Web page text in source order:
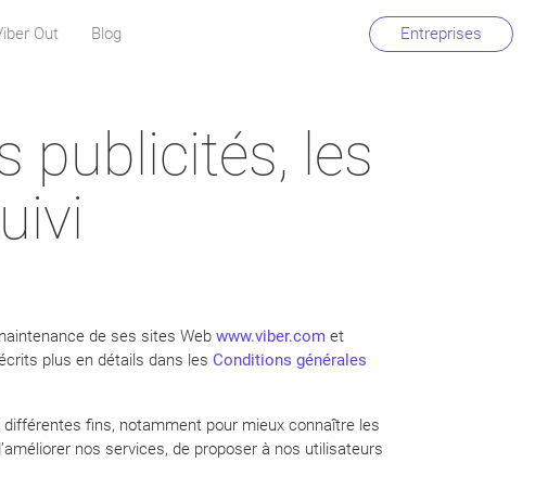
Out Blog Entreprises
publicités, les
de ses sites Web www.viber.com et
plus en détails dans les Conditions générales
fins, notamment pour mieux connaître les
nos services, de proposer à nos utilisateurs